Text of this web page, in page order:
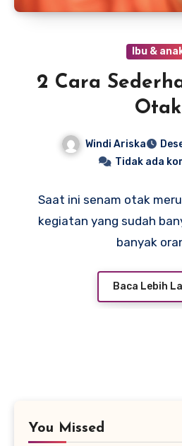
Ibu &
2 Cara
Otak
Windi Ariska
Tidak ada
Saat ini senam otak
kegiatan yang sudah
banyak
Baca Lebih
You Missed